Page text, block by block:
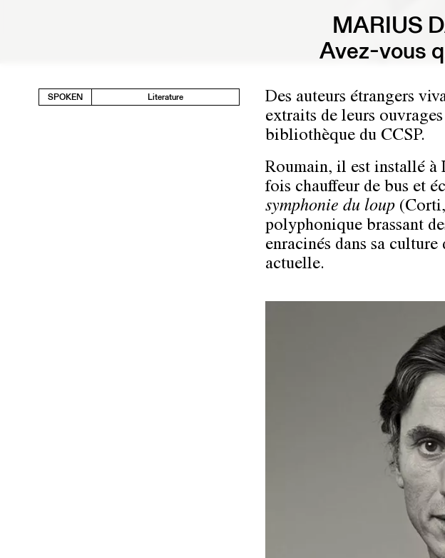
MARIUS
Avez-vous
SPOKEN Literature
Des auteurs étrangers
extraits de leurs
bibliothèque du CCSP.
Roumain, il est installé à
fois chauffeur de bus et
symphonie du loup
polyphonique brassant
enracinés dans sa
actuelle.